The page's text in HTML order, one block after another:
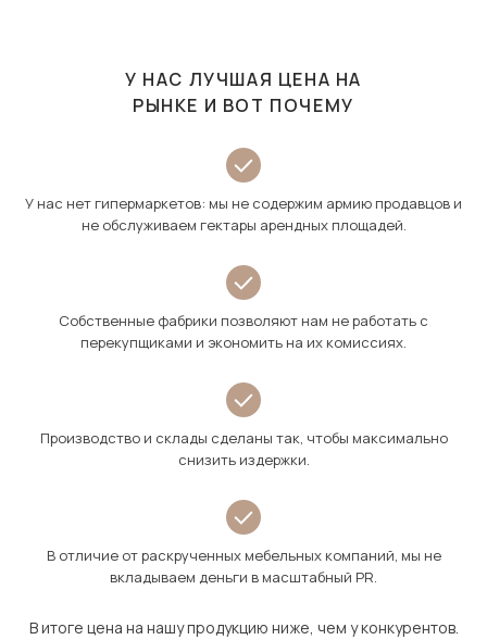
У НАС ЛУЧШАЯ ЦЕНА НА
РЫНКЕ И ВОТ ПОЧЕМУ
У нас нет гипермаркетов: мы не содержим армию продавцов и
не обслуживаем гектары арендных площадей.
Собственные фабрики позволяют нам не работать с
перекупщиками и экономить на их комиссиях.
Производство и склады сделаны так, чтобы максимально
снизить издержки.
В отличие от раскрученных мебельных компаний, мы не
вкладываем деньги в масштабный PR.
В итоге цена на нашу продукцию ниже, чем у конкурентов.